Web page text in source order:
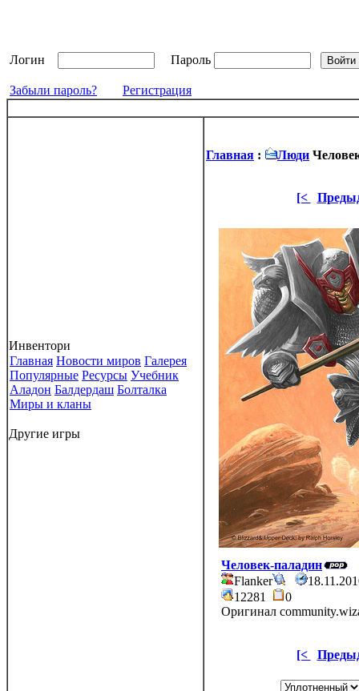
Логин Пароль
Забыли пароль? Регистрация
Инвентори
Главная Новости миров Галерея
Популярные Ресурсы Учебник
Аладон Балдердаш Болталка
Миры и кланы
Другие игры
Главная : Люди
[<
Человек-паладин
Flanker
12281
0
Оригинал
[<